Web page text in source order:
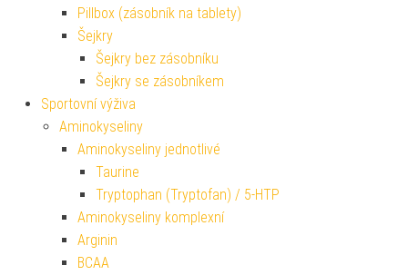
Pillbox (zásobník na tablety)
Šejkry
Šejkry bez zásobníku
Šejkry se zásobníkem
Sportovní výživa
Aminokyseliny
Aminokyseliny jednotlivé
Taurine
Tryptophan (Tryptofan) / 5-HTP
Aminokyseliny komplexní
Arginin
BCAA